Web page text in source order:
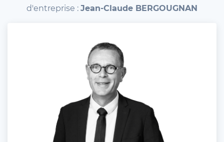
d'entreprise : Jean-Claude BERGOUGNAN